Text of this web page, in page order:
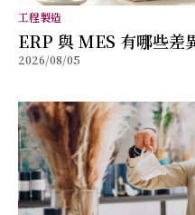
工程製造
ERP 與 MES 有哪些差
2026/08/05